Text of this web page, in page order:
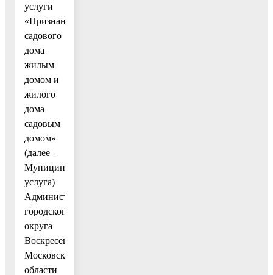
услуги
«Признание
садового
дома
жилым
домом и
жилого
дома
садовым
домом»
(далее –
Муниципальная
услуга)
Администрацией
городского
округа
Воскресенск
Московской
области